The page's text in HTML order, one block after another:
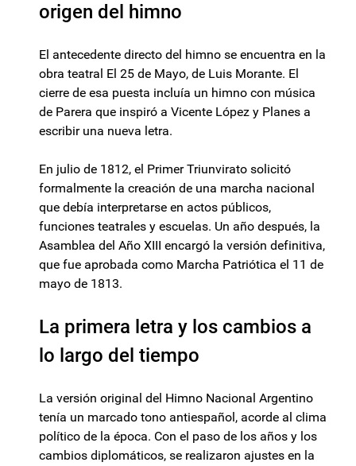
origen del himno
El antecedente directo del himno se encuentra en la
obra teatral El 25 de Mayo, de Luis Morante. El
cierre de esa puesta incluía un himno con música
de Parera que inspiró a Vicente López y Planes a
escribir una nueva letra.
En julio de 1812, el Primer Triunvirato solicitó
formalmente la creación de una marcha nacional
que debía interpretarse en actos públicos,
funciones teatrales y escuelas. Un año después, la
Asamblea del Año XIII encargó la versión definitiva,
que fue aprobada como Marcha Patriótica el 11 de
mayo de 1813.
La primera letra y los cambios a
lo largo del tiempo
La versión original del Himno Nacional Argentino
tenía un marcado tono antiespañol, acorde al clima
político de la época. Con el paso de los años y los
cambios diplomáticos, se realizaron ajustes en la